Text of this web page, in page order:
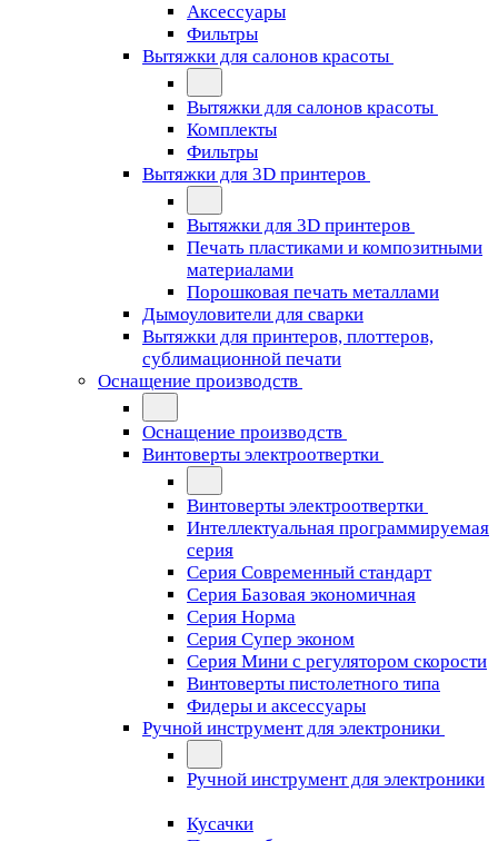
Аксессуары
Фильтры
Вытяжки для салонов красоты
Вытяжки для салонов красоты
Комплекты
Фильтры
Вытяжки для 3D принтеров
Вытяжки для 3D принтеров
Печать пластиками и композитными
материалами
Порошковая печать металлами
Дымоуловители для сварки
Вытяжки для принтеров, плоттеров,
сублимационной печати
Оснащение производств
Оснащение производств
Винтоверты электроотвертки
Винтоверты электроотвертки
Интеллектуальная программируемая
серия
Серия Современный стандарт
Серия Базовая экономичная
Серия Норма
Серия Cупер эконом
Серия Мини с регулятором скорости
Винтоверты пистолетного типа
Фидеры и аксессуары
Ручной инструмент для электроники
Ручной инструмент для электроники
Кусачки